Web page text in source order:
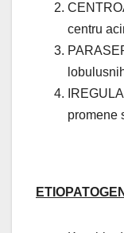
centru
promene